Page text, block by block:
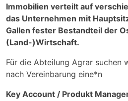
Immobilien verteilt auf
das Unternehmen mit
Gallen fester Bestandteil der
(Land-)Wirtschaft.
Für die Abteilung Agrar suchen
nach Vereinbarung eine*n
Key Account / Produkt